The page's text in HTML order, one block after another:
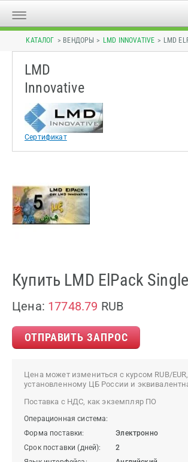
КАТАЛОГ > ВЕНДОРЫ > LMD INNOVATIVE > LMD
LMD
Innovative
Сертификат
Купить LMD ElPack
Цена: 17748.79 RUB
ОТПРАВИТЬ ЗАПРОС
Цена может измениться с курсом RUB/EUR,
установленному ЦБ России и
Поставка с НДС, как экземпляр ПО
Операционная система:
Форма поставки:
Электронно
Срок поставки (дней):
2